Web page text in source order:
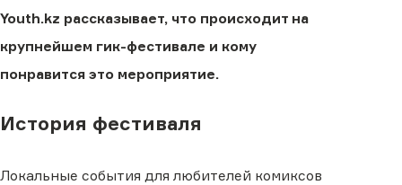
Youth.kz рассказывает, что происходит на
крупнейшем гик-фестивале и кому
понравится это мероприятие.
История фестиваля
Локальные события для любителей комиксов